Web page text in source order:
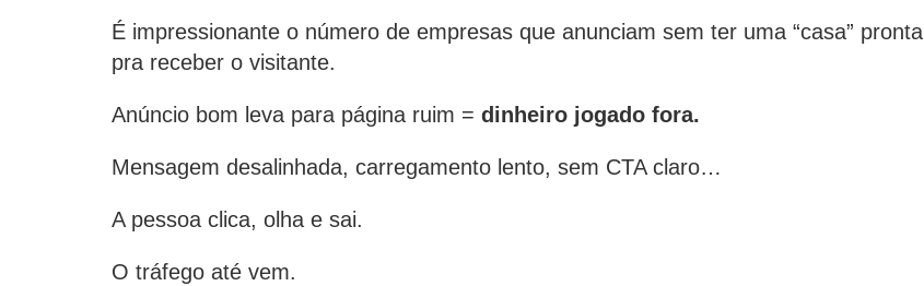
É impressionante o número de empresas que anunciam sem ter uma “casa” pronta
pra receber o visitante.
Anúncio bom leva para página ruim = dinheiro jogado fora.
Mensagem desalinhada, carregamento lento, sem CTA claro…
A pessoa clica, olha e sai.
O tráfego até vem.